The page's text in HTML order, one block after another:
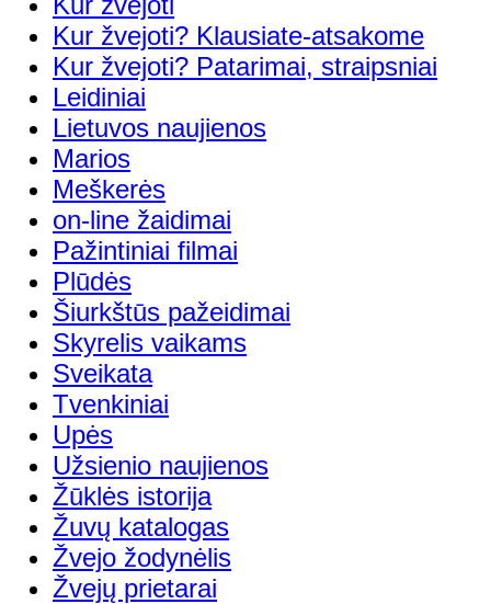
Kur žvejoti? Klausiate-atsakome
Kur žvejoti? Patarimai, straipsniai
Leidiniai
Lietuvos naujienos
Marios
Meškerės
on-line žaidimai
Pažintiniai filmai
Plūdės
Šiurkštūs pažeidimai
Skyrelis vaikams
Sveikata
Tvenkiniai
Upės
Užsienio naujienos
Žūklės istorija
Žuvų katalogas
Žvejo žodynėlis
Žvejų prietarai